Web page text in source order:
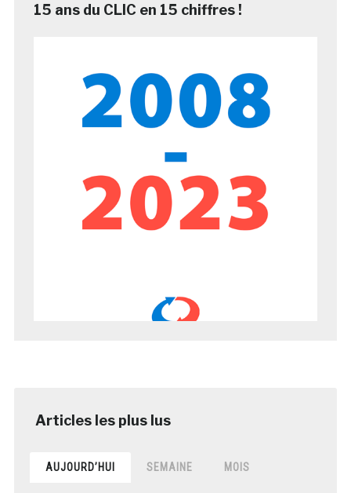
15 ans du CLIC en 15 chiffres !
AUJOURD’HUI SEMAINE MOIS